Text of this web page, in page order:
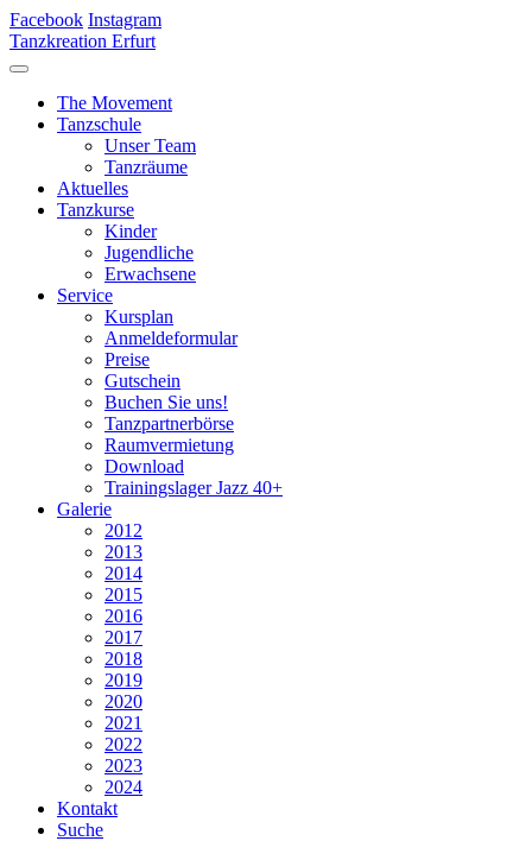
Facebook Instagram
Tanzkreation Erfurt
The Movement
Tanzschule
Unser Team
Tanzräume
Aktuelles
Tanzkurse
Kinder
Jugendliche
Erwachsene
Service
Kursplan
Anmeldeformular
Preise
Gutschein
Buchen Sie uns!
Tanzpartnerbörse
Raumvermietung
Download
Trainingslager Jazz 40+
Galerie
2012
2013
2014
2015
2016
2017
2018
2019
2020
2021
2022
2023
2024
Kontakt
Suche